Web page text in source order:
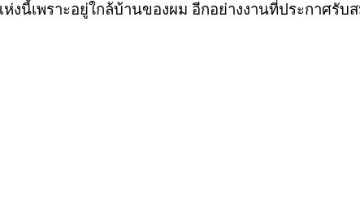
งนี้เพราะอยู่ใกล้บ้านของผม อีกอย่างงานที่ประกาศรับ